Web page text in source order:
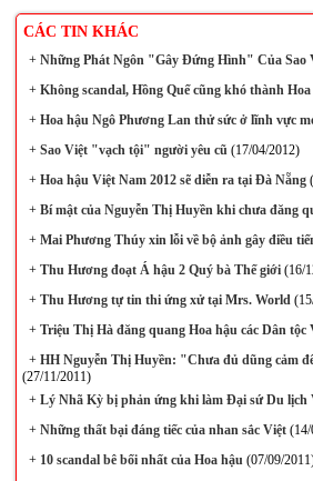
CÁC TIN KHÁC
+Những Phát Ngôn "Gây Đứng Hình" Của Sao
+Không scandal, Hồng Quế cũng khó thành Hoa
+Hoa hậu Ngô Phương Lan thử sức ở lĩnh vực
+Sao Việt "vạch tội" người yêu cũ(17/04/2012)
+Hoa hậu Việt Nam 2012 sẽ diễn ra tại Đà Nẵng
+Bí mật của Nguyễn Thị Huyền khi chưa đăng
+Mai Phương Thúy xin lỗi về bộ ảnh gây điều
+Thu Hương đoạt Á hậu 2 Quý bà Thế giới(16/
+Thu Hương tự tin thi ứng xử tại Mrs. World
+Triệu Thị Hà đăng quang Hoa hậu các Dân tộc
+HH Nguyễn Thị Huyền: "Chưa đủ dũng cảm
(27/11/2011)
+Lý Nhã Kỳ bị phản ứng khi làm Đại sứ Du lịch
+Những thất bại đáng tiếc của nhan sắc Việt(14/
+10 scandal bê bối nhất của Hoa hậu(07/09/